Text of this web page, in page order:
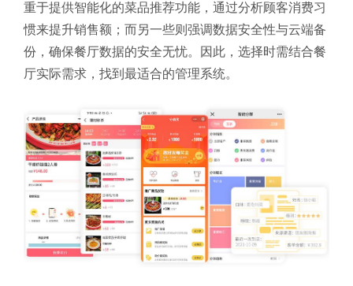
重于提供智能化的菜品推荐功能，通过分析顾客消费习
惯来提升销售额；而另一些则强调数据安全性与云端备
份，确保餐厅数据的安全无忧。因此，选择时需结合餐
厅实际需求，找到最适合的管理系统。